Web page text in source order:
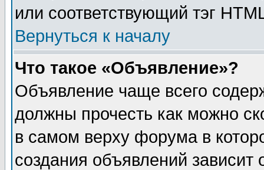
или соответствующий тэг
Вернуться к началу
Что такое «Объявление»?
Объявление чаще всего
должны прочесть как можно
в самом верху форума в
создания объявлений зависит